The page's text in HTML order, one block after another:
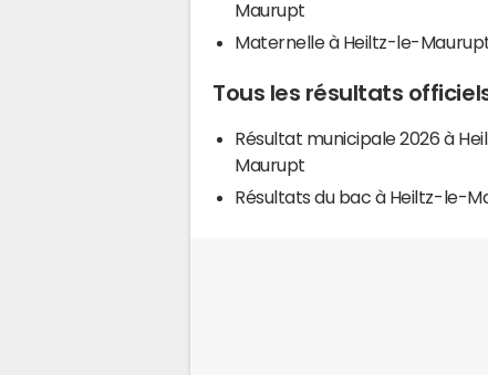
Maurupt
Maternelle à Heiltz-le-
Tous les résultats
Résultat municipale 2026 à
Maurupt
Résultats du bac à Heiltz-le-